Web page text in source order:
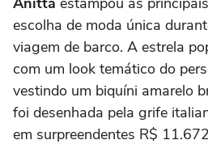
escolha de moda única
viagem de barco. A estrela
com um look temático do
vestindo um biquíni amarelo
foi desenhada pela grife
em surpreendentes R$